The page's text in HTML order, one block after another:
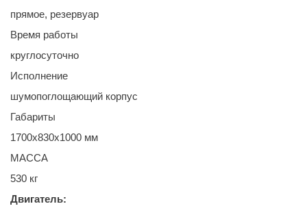
прямое, резервуар
Время работы
круглосуточно
Исполнение
шумопоглощающий корпус
Габариты
1700х830х1000 мм
МАССА
530 кг
Двигатель: